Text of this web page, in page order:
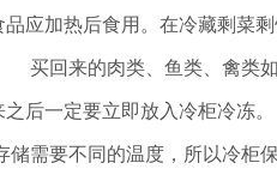
应加热后食用。在冷藏剩菜
回来的肉类、鱼类、禽类如
之后一定要立即放入冷柜冷
要不同的温度，所以冷柜保